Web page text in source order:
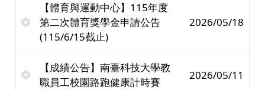
【體育與運動中心】115年度
第二次體育獎學金申請公告
(115/6/15截止)
2026/05/18
【成績公告】南臺科技大學教
職員工校園路跑健康計時賽
2026/05/11